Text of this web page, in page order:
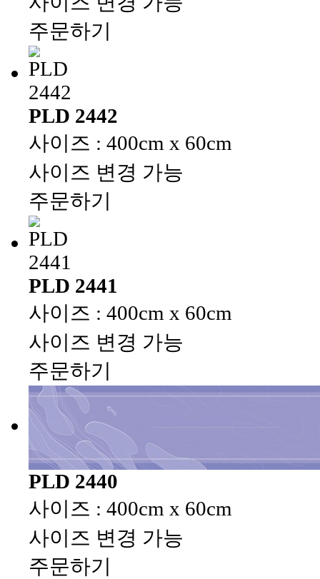
주문하기
PLD 2442
사이즈 : 400cm x 60cm
사이즈 변경 가능
주문하기
PLD 2441
사이즈 : 400cm x 60cm
사이즈 변경 가능
주문하기
PLD 2440
사이즈 : 400cm x 60cm
사이즈 변경 가능
주문하기